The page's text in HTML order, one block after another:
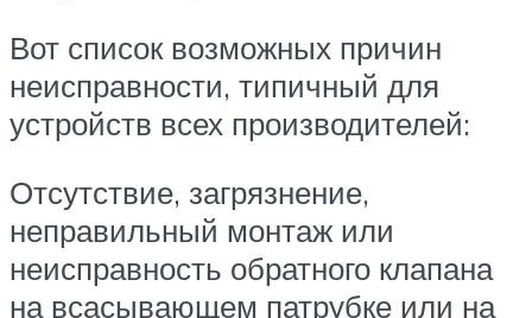
Вот список возможных причин
неисправности, типичный для
устройств всех производителей:
Отсутствие, загрязнение,
неправильный монтаж или
неисправность обратного клапана
на всасывающем патрубке или на